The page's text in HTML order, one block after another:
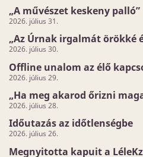
„A művészet keskeny palló”
2026. július 31.
„Az Úrnak irgalmát örökké
2026. július 30.
Offline unalom az élő
2026. július 29.
„Ha meg akarod őrizni
2026. július 28.
Időutazás az időtlenségbe
2026. július 26.
Megnyitotta kapuit a